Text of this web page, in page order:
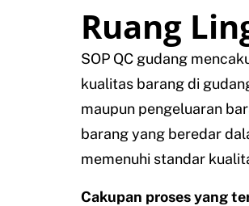
Ruang
SOP QC gudang
kualitas barang di
maupun pengeluaran
barang yang beredar
memenuhi standar
Cakupan proses yang